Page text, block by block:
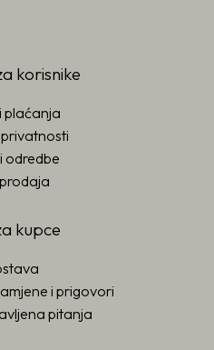
korisnike
plaćanja
odredbe
kupce
i prigovori
pitanja